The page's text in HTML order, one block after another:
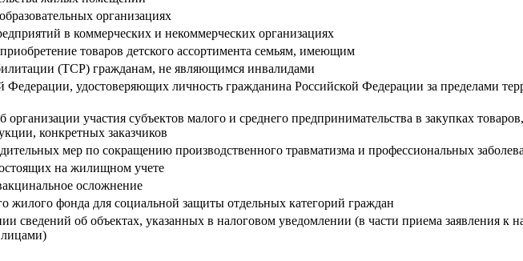
организациях
в коммерческих и некоммерческих организациях
товаров детского ассортимента семьям, имеющим
(ТСР) гражданам, не являющимся инвалидами
удостоверяющих личность гражданина Российской Федерации за пределами
участия субъектов малого и среднего предпринимательства в закупках
конкретных заказчиков
мер по сокращению производственного травматизма и профессиональных
на жилищном учете
осложнение
фонда для социальной защиты отдельных категорий граждан
сведений об объектах, указанных в налоговом уведомлении (в части приема заявления к